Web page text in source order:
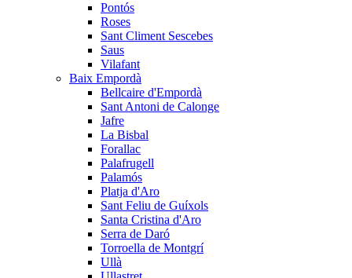
Pontós
Roses
Sant Climent Sescebes
Saus
Vilafant
Baix Empordà
Bellcaire d'Empordà
Sant Antoni de Calonge
Jafre
La Bisbal
Forallac
Palafrugell
Palamós
Platja d'Aro
Sant Feliu de Guíxols
Santa Cristina d'Aro
Serra de Daró
Torroella de Montgrí
Ullà